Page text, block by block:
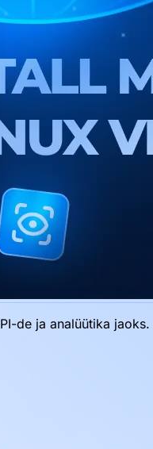
de ja analüütika